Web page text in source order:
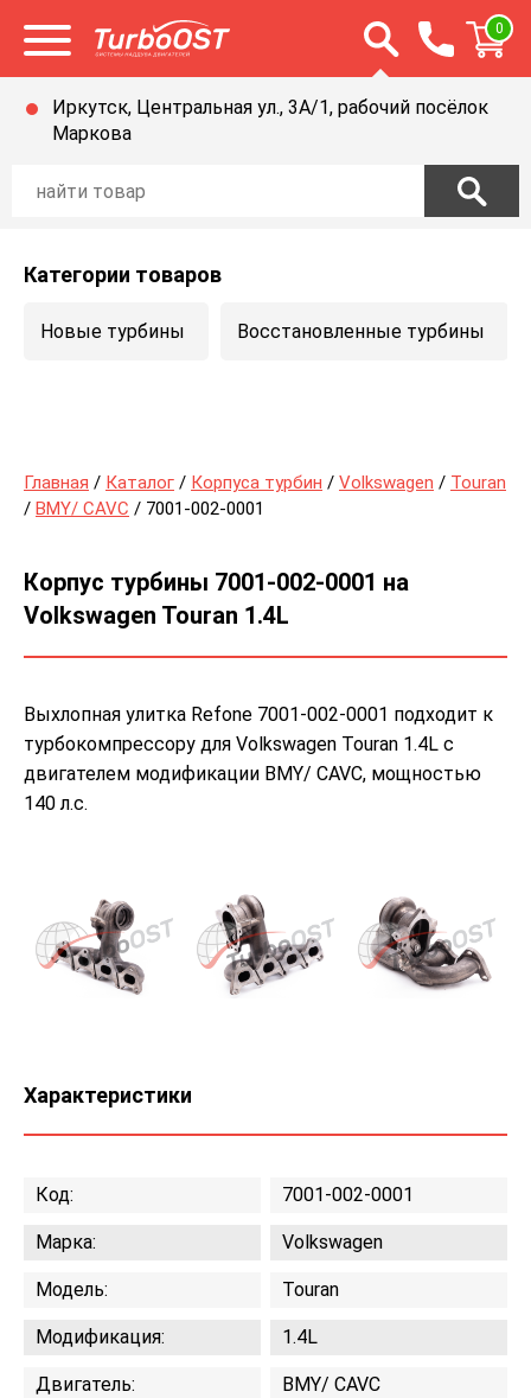
Открыть меню Открыть строку
0
Иркутск, Центральная ул., 3А/1, рабочий посёлок
Маркова
Категории товаров
Новые турбины Восстановленные турбины
Главная / Каталог / Корпуса турбин / Volkswagen / Touran
/ BMY/ CAVC / 7001-002-0001
Корпус турбины 7001-002-0001 на
Volkswagen Touran 1.4L
Выхлопная улитка Refone 7001-002-0001 подходит к
турбокомпрессору для Volkswagen Touran 1.4L с
двигателем модификации BMY/ CAVC, мощностью
140 л.с.
Характеристики
Код: 7001-002-0001
Марка: Volkswagen
Модель: Touran
Модификация: 1.4L
Двигатель: BMY/ CAVC